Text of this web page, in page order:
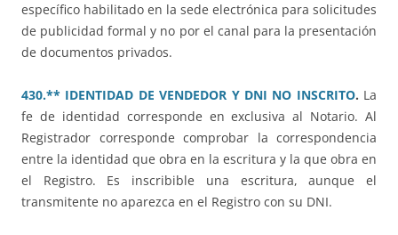
específico habilitado en la sede electrónica para solicitudes
de publicidad formal y no por el canal para la presentación
de documentos privados.
430.** IDENTIDAD DE VENDEDOR Y DNI NO INSCRITO. La
fe de identidad corresponde en exclusiva al Notario. Al
Registrador corresponde comprobar la correspondencia
entre la identidad que obra en la escritura y la que obra en
el Registro. Es inscribible una escritura, aunque el
transmitente no aparezca en el Registro con su DNI.